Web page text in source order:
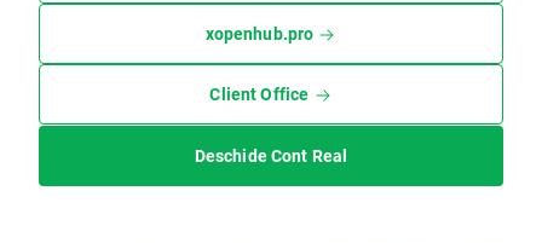
xopenhub.pro
Client Office
Deschide Cont Real